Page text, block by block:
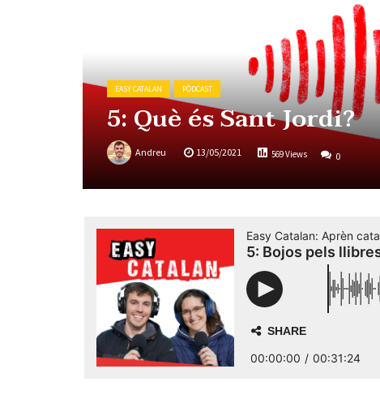
EASY CATALAN PÒDCAST
5: Què és Sant Jordi?
Andreu 13/05/2021 569 Views 0